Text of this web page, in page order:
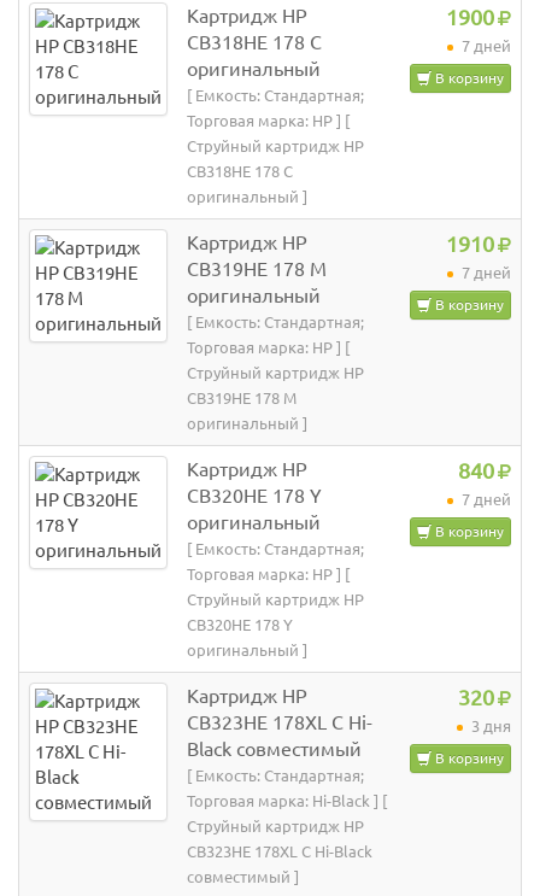
Картридж HP
CB318HE 178 C
оригинальный
[ Емкость: Стандартная;
Торговая марка: HP ] [
Струйный картридж HP
CB318HE 178 C
оригинальный ]
1900
7 дней
В корзину
Картридж HP
CB319HE 178 M
оригинальный
[ Емкость: Стандартная;
Торговая марка: HP ] [
Струйный картридж HP
CB319HE 178 M
оригинальный ]
1910
7 дней
В корзину
Картридж HP
CB320HE 178 Y
оригинальный
[ Емкость: Стандартная;
Торговая марка: HP ] [
Струйный картридж HP
CB320HE 178 Y
оригинальный ]
840
7 дней
В корзину
Картридж HP
CB323HE 178XL C Hi-
Black совместимый
[ Емкость: Стандартная;
Торговая марка: Hi-Black ] [
Струйный картридж HP
CB323HE 178XL C Hi-Black
совместимый ]
320
3 дня
В корзину